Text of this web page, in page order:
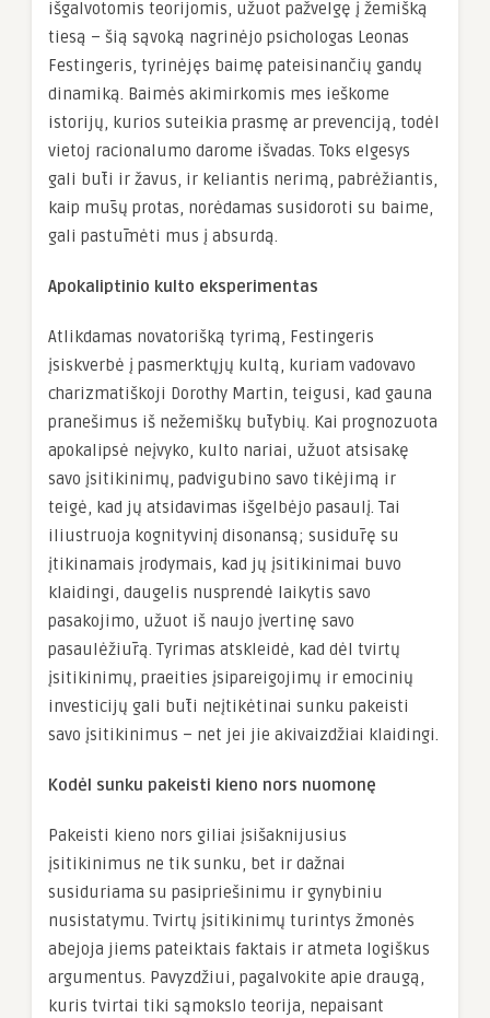
išgalvotomis teorijomis, užuot pažvelgę į žemišką
tiesą – šią sąvoką nagrinėjo psichologas Leonas
Festingeris, tyrinėjęs baimę pateisinančių gandų
dinamiką. Baimės akimirkomis mes ieškome
istorijų, kurios suteikia prasmę ar prevenciją, todėl
vietoj racionalumo darome išvadas. Toks elgesys
gali būti ir žavus, ir keliantis nerimą, pabrėžiantis,
kaip mūsų protas, norėdamas susidoroti su baime,
gali pastūmėti mus į absurdą.
Apokaliptinio kulto eksperimentas
Atlikdamas novatorišką tyrimą, Festingeris
įsiskverbė į pasmerktųjų kultą, kuriam vadovavo
charizmatiškoji Dorothy Martin, teigusi, kad gauna
pranešimus iš nežemiškų būtybių. Kai prognozuota
apokalipsė neįvyko, kulto nariai, užuot atsisakę
savo įsitikinimų, padvigubino savo tikėjimą ir
teigė, kad jų atsidavimas išgelbėjo pasaulį. Tai
iliustruoja kognityvinį disonansą; susidūrę su
įtikinamais įrodymais, kad jų įsitikinimai buvo
klaidingi, daugelis nusprendė laikytis savo
pasakojimo, užuot iš naujo įvertinę savo
pasaulėžiūrą. Tyrimas atskleidė, kad dėl tvirtų
įsitikinimų, praeities įsipareigojimų ir emocinių
investicijų gali būti neįtikėtinai sunku pakeisti
savo įsitikinimus – net jei jie akivaizdžiai klaidingi.
Kodėl sunku pakeisti kieno nors nuomonę
Pakeisti kieno nors giliai įsišaknijusius
įsitikinimus ne tik sunku, bet ir dažnai
susiduriama su pasipriešinimu ir gynybiniu
nusistatymu. Tvirtų įsitikinimų turintys žmonės
abejoja jiems pateiktais faktais ir atmeta logiškus
argumentus. Pavyzdžiui, pagalvokite apie draugą,
kuris tvirtai tiki sąmokslo teorija, nepaisant